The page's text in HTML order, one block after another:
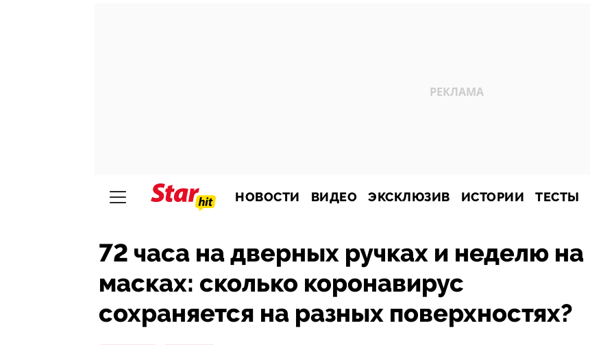
НОВОСТИ ВИДЕО ЭКСКЛЮЗИВ ИСТОРИИ ТЕСТЫ
72 часа на дверных ручках и неделю на
масках: сколько коронавирус
сохраняется на разных поверхностях?